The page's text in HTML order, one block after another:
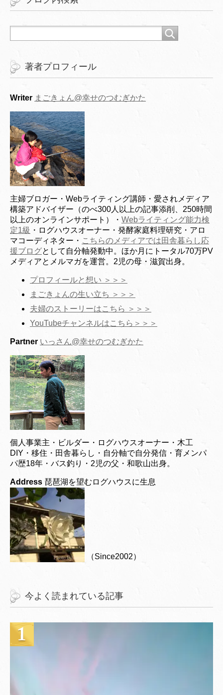
著者プロフィール
Writer まごきょん@幸せのつむぎかた
主婦ブロガー・Webライティング講師・愛されメディア
構築アドバイザー（のべ300人以上の記事添削、250時間
以上のオンラインサポート）・ Webライティング能力検
定1級 ・ログハウスオーナー・発酵家庭料理研究・アロ
マコーディネター・ こちらのメディアでは田舎暮らし応
援ブログとして自分軸発動中。ほか月にトータル70万PV
メディアとメルマガを運営。2児の母・滋賀出身。
プロフィールと想い ＞＞＞
まごきょんの生い立ち ＞＞＞
夫婦のストーリーはこちら ＞＞＞
YouTubeチャンネルはこちら＞＞＞
Partner いっさん@幸せのつむぎかた
個人事業主・ビルダー・ログハウスオーナー・木工
DIY・移住・田舎暮らし・自分軸で自分発信・育メンパ
パ歴18年・バス釣り・2児の父・和歌山出身。
Address 琵琶湖を望むログハウスに生息
（Since2002）
今よく読まれている記事